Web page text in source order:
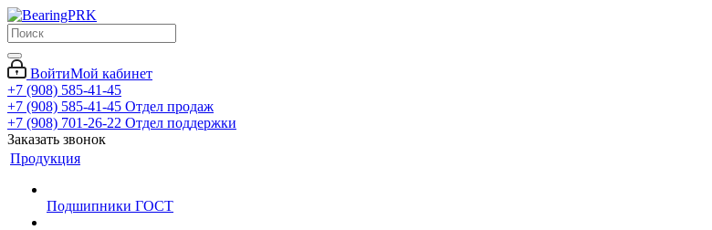
ВойтиМой кабинет
+7 (908) 585-41-45
+7 (908) 585-41-45 Отдел продаж
+7 (908) 701-26-22 Отдел поддержки
Заказать звонок
Продукция
Подшипники ГОСТ